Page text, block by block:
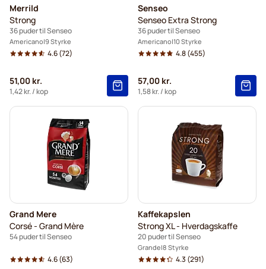
Merrild
Strong
36 puder til Senseo
Americano 9 Styrke
4.6(72)
51,00 kr.
1,42 kr./ kop
Senseo
Senseo Extra Strong
36 puder til Senseo
Americano 10 Styrke
4.8(455)
57,00 kr.
1,58 kr./ kop
Grand Mere
Corsé - Grand Mère
54 puder til Senseo
4.6(63)
Kaffekapslen
Strong XL - Hverdagskaffe
20 puder til Senseo
Grande 8 Styrke
4.3 (291)